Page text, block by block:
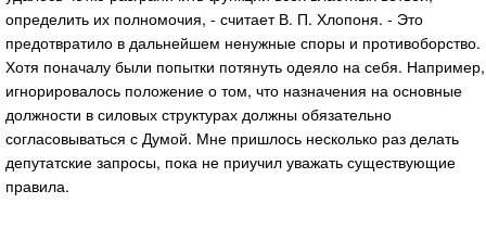
определить их полномочия, - считает В. П. Хлопоня. - Это
предотвратило в дальнейшем ненужные споры и противоборство.
Хотя поначалу были попытки потянуть одеяло на себя. Например,
игнорировалось положение о том, что назначения на основные
должности в силовых структурах должны обязательно
согласовываться с Думой. Мне пришлось несколько раз делать
депутатские запросы, пока не приучил уважать существующие
правила.